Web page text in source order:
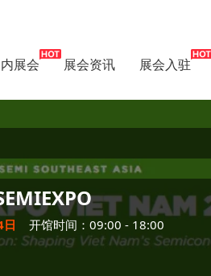
展会 展会资讯 展会入驻
开馆时间：09:00 - 18:00